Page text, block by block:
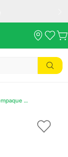
Among Us Multiempaque 2 Figuras 6" con Accesorios